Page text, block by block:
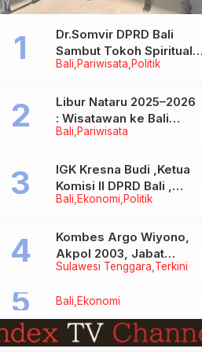
Bali Pariwisata Politik
Dr.Somvir DPRD Bali
Sambut Tokoh Spiritual
India Baba Bageshwar
Bali Pariwisata
Libur Nataru 2025–2026
: Wisatawan ke Bali
Meningkat, Isu Penurunan
Bali Ekonomi Politik
IGK Kresna Budi ,Ketua
Komisi II DPRD Bali ,
Angkat Bicara Soal
Bersubsidi Jenis Solar
Sulawesi Tenggara Terkini
Kombes Argo Wiyono,
Akpol 2003, Jabat
Dirlantas Polda Sultra
Bali Ekonomi